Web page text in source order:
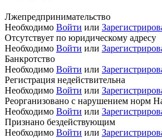
Лжепредпринимательство
Необходимо Войти или
Отсутствует по юридическому адресу
Необходимо Войти или
Банкротство
Необходимо Войти или
Регистрация недействительна
Необходимо Войти или
Реорганизовано с нарушением норм
Необходимо Войти или
Признано бездействующим
Необходимо Войти или